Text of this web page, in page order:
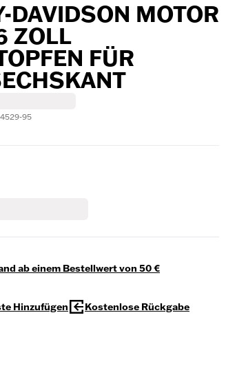
DAVIDSON MOTOR
ZOLL
FÜR
95
ab einem Bestellwert von 50 €
Hinzufügen Kostenlose Rückgabe